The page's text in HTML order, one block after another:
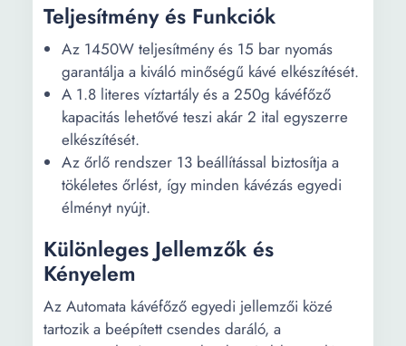
Teljesítmény és Funkciók
Az 1450W teljesítmény és 15 bar nyomás
garantálja a kiváló minőségű kávé elkészítését.
A 1.8 literes víztartály és a 250g kávéfőző
kapacitás lehetővé teszi akár 2 ital egyszerre
elkészítését.
Az őrlő rendszer 13 beállítással biztosítja a
tökéletes őrlést, így minden kávézás egyedi
élményt nyújt.
Különleges Jellemzők és
Kényelem
Az Automata kávéfőző egyedi jellemzői közé
tartozik a beépített csendes daráló, a